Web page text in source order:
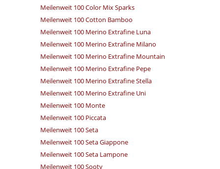
Meilenweit 100 Color Mix Sparks
Meilenweit 100 Cotton Bamboo
Meilenweit 100 Merino Extrafine Luna
Meilenweit 100 Merino Extrafine Milano
Meilenweit 100 Merino Extrafine Mountain
Meilenweit 100 Merino Extrafine Pepe
Meilenweit 100 Merino Extrafine Stella
Meilenweit 100 Merino Extrafine Uni
Meilenweit 100 Monte
Meilenweit 100 Piccata
Meilenweit 100 Seta
Meilenweit 100 Seta Giappone
Meilenweit 100 Seta Lampone
Meilenweit 100 Sooty